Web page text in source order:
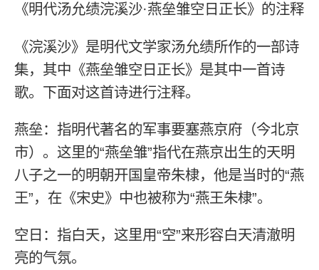
《明代汤允绩浣溪沙·燕垒雏空日正长》的注释
《浣溪沙》是明代文学家汤允绩所作的一部诗
集，其中《燕垒雏空日正长》是其中一首诗
歌。下面对这首诗进行注释。
燕垒：指明代著名的军事要塞燕京府（今北京
市）。这里的“燕垒雏”指代在燕京出生的天明
八子之一的明朝开国皇帝朱棣，他是当时的“燕
王”，在《宋史》中也被称为“燕王朱棣”。
空日：指白天，这里用“空”来形容白天清澈明
亮的气氛。